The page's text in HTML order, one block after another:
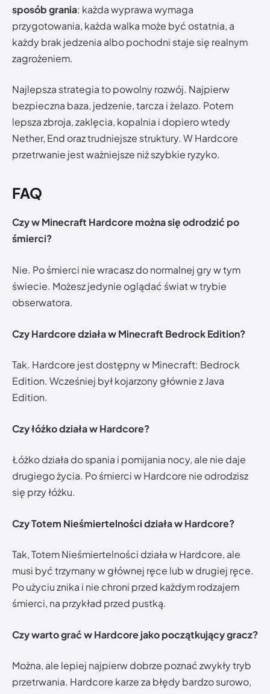
sposób grania: każda wyprawa wymaga
przygotowania, każda walka może być ostatnia, a
każdy brak jedzenia albo pochodni staje się realnym
zagrożeniem.
Najlepsza strategia to powolny rozwój. Najpierw
bezpieczna baza, jedzenie, tarcza i żelazo. Potem
lepsza zbroja, zaklęcia, kopalnia i dopiero wtedy
Nether, End oraz trudniejsze struktury. W Hardcore
przetrwanie jest ważniejsze niż szybkie ryzyko.
FAQ
Czy w Minecraft Hardcore można się odrodzić po
śmierci?
Nie. Po śmierci nie wracasz do normalnej gry w tym
świecie. Możesz jedynie oglądać świat w trybie
obserwatora.
Czy Hardcore działa w Minecraft Bedrock Edition?
Tak. Hardcore jest dostępny w Minecraft: Bedrock
Edition. Wcześniej był kojarzony głównie z Java
Edition.
Czy łóżko działa w Hardcore?
Łóżko działa do spania i pomijania nocy, ale nie daje
drugiego życia. Po śmierci w Hardcore nie odrodzisz
się przy łóżku.
Czy Totem Nieśmiertelności działa w Hardcore?
Tak, Totem Nieśmiertelności działa w Hardcore, ale
musi być trzymany w głównej ręce lub w drugiej ręce.
Po użyciu znika i nie chroni przed każdym rodzajem
śmierci, na przykład przed pustką.
Czy warto grać w Hardcore jako początkujący gracz?
Można, ale lepiej najpierw dobrze poznać zwykły tryb
przetrwania. Hardcore karze za błędy bardzo surowo,